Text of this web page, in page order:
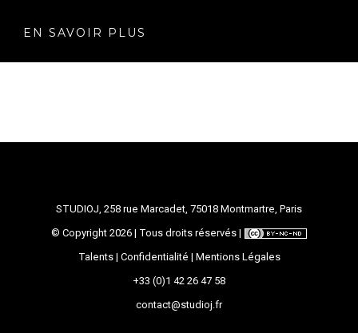
EN SAVOIR PLUS
STUDIOJ, 258 rue Marcadet, 75018 Montmartre, Paris
© Copyright 2026 | Tous droits réservés |
Talents| Confidentialité | Mentions Légales
+33 (0)1 42 26 47 58
contact@studioj.fr